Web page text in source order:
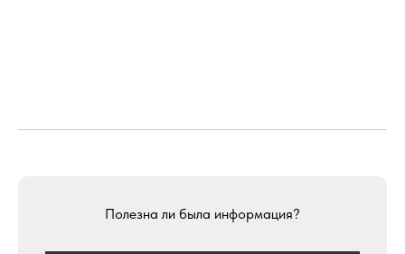
Полезна ли была информация?